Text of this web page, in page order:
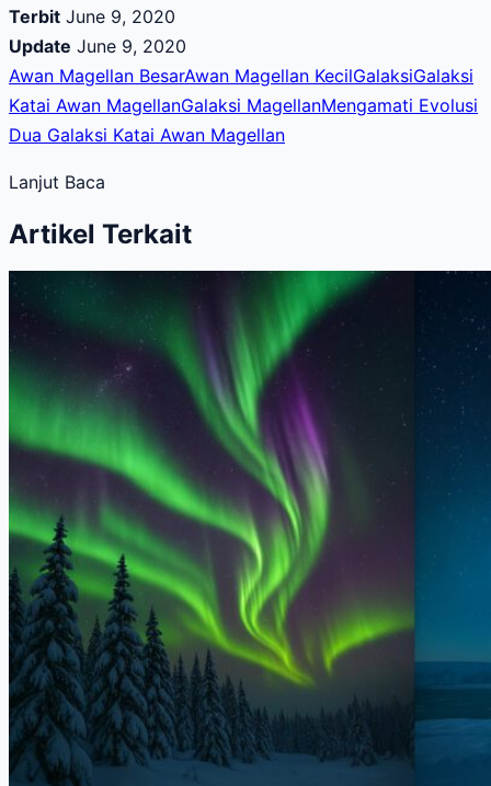
Terbit June 9, 2020
Update June 9, 2020
Awan Magellan BesarAwan Magellan KecilGalaksiGalaksi
Katai Awan MagellanGalaksi MagellanMengamati Evolusi
Dua Galaksi Katai Awan Magellan
Lanjut Baca
Artikel Terkait